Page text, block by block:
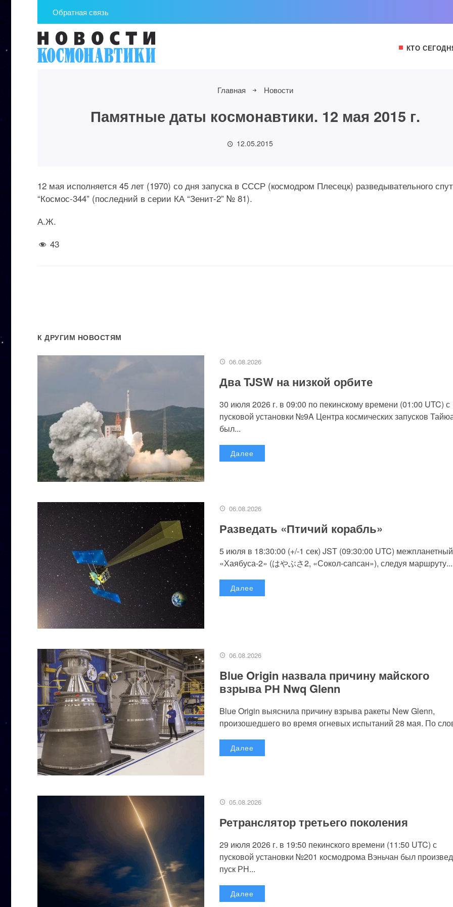
Обратная связь
КТО
Главная Новости
Памятные даты космонавтики. 12 мая 2015 г.
12.05.2015
12 мая исполняется 45 лет (1970) со дня запуска в СССР (космодром Плесецк) разведывательного
“Космос-344” (последний в серии КА “Зенит-2” № 81).
А.Ж.
43
К ДРУГИМ НОВОСТЯМ
06.08.2026
Два TJSW на низкой орбите
30 июля 2026 г. в 09:00 по пекинскому времени (01:00 UTC) с
пусковой установки №9A Центра космических запусков
был...
Далее
06.08.2026
Разведать «Птичий корабль»
5 июля в 18:30:00 (+/-1 сек) JST (09:30:00 UTC)
«Хаябуса-2» (はやぶさ2, «Сокол-сапсан»), следуя маршруту...
Далее
06.08.2026
Blue Origin назвала причину майского
взрыва РН Nwq Glenn
Blue Origin выяснила причину взрыва ракеты New Glenn,
произошедшего во время огневых испытаний 28 мая. По
Далее
05.08.2026
Ретранслятор третьего поколения
29 июля 2026 г. в 19:50 пекинского времени (11:50 UTC) с
пусковой установки №201 космодрома Вэньчан был
пуск РН...
Далее